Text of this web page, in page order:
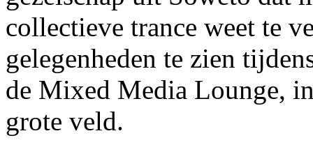
collectieve trance weet te
gelegenheden te zien
de Mixed Media Lounge,
grote veld.